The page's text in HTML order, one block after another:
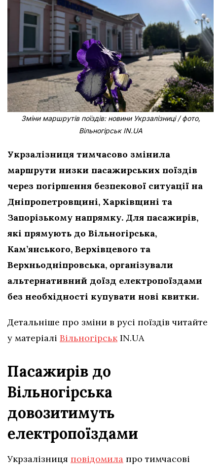
Зміни маршрутів поїздів: новини Укрзалізниці / фото,
Вільногірськ IN.UA
Укрзалізниця тимчасово змінила
маршрути низки пасажирських поїздів
через погіршення безпекової ситуації на
Дніпропетровщині, Харківщині та
Запорізькому напрямку. Для пасажирів,
які прямують до Вільногірська,
Кам’янського, Верхівцевого та
Верхньодніпровська, організували
альтернативний доїзд електропоїздами
без необхідності купувати нові квитки.
Детальніше про зміни в русі поїздів читайте
у матеріалі ВільногірськIN.UA
Пасажирів до
Вільногірська
довозитимуть
електропоїздами
Укрзалізниця повідомила про тимчасові